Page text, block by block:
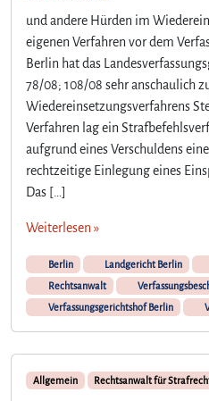
und andere Hürden im
eigenen Verfahren vor dem
Berlin hat das
78/08; 108/08 sehr anschaulich
Wiedereinsetzungsverfahrens
Verfahren lag ein
aufgrund eines Verschuldens
rechtzeitige Einlegung eines
Das […]
Weiterlesen »
Berlin Landgericht Berlin
Rechtsanwalt
Verfassungsgerichtshof Berlin
Allgemein Rechtsanwalt für